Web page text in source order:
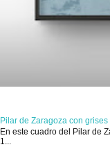
Pilar de Zaragoza con
En este cuadro del Pilar de
1...